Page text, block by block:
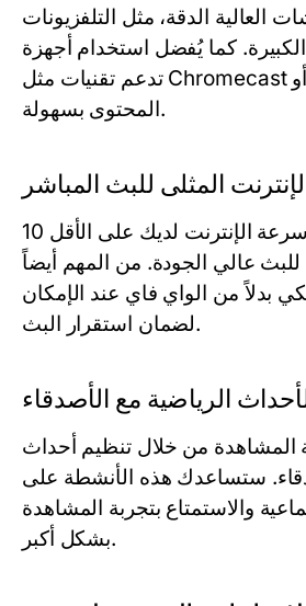
العالية الدقة، مثل التلفزيونات
كما يُفضل استخدام أجهزة
تدعم تقنيات مثل Chromecast أو Apple TV لبث
المحتوى بسهولة.
المثلى للبث المباشر
يجب أن تكون سرعة الإنترنت لديك على الأقل 10
للبث عالي الجودة. من المهم أيضاً
بدلاً من الواي فاي عند الإمكان
لضمان استقرار البث.
الرياضية مع الأصدقاء
المشاهدة من خلال تنظيم أحداث
ستساعدك هذه الأنشطة على
والاستمتاع بتجربة المشاهدة
بشكل أكبر.